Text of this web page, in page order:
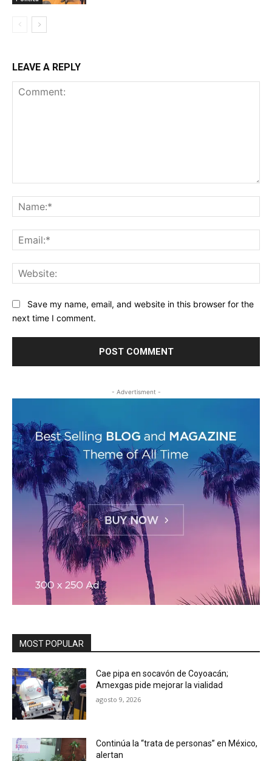
LEAVE A REPLY
Save my name, email, and website in this browser for the
next time I comment.
- Advertisment -
MOST POPULAR
Cae pipa en socavón de Coyoacán;
Amexgas pide mejorar la vialidad
agosto 9, 2026
Continúa la “trata de personas” en México,
alertan